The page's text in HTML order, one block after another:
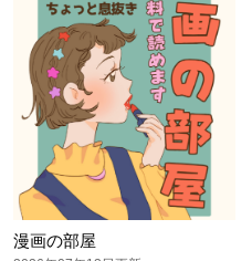
漫画の部屋